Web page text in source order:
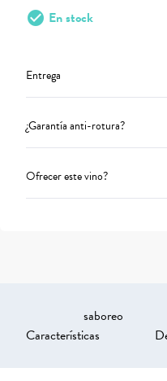
check_circle En stock
Entrega
¿Garantía anti-rotura?
Ofrecer este vino?
saboreo
Características